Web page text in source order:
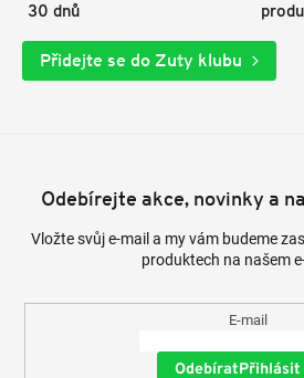
30 dnů
Přidejte se do Zuty klubu
Odebírejte akce, novinky a
Vložte svůj e-mail a my vám budeme
produktech na našem
E-mail
Přihlásit